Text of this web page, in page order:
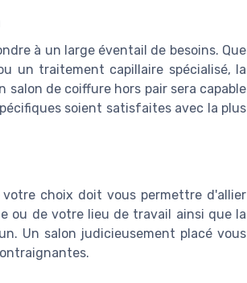
à un large éventail de besoins. Que
un traitement capillaire spécialisé, la
salon de coiffure hors pair sera capable
soient satisfaites avec la plus
choix doit vous permettre d'allier
ou de votre lieu de travail ainsi que la
Un salon judicieusement placé vous